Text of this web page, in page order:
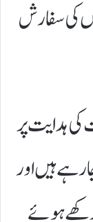
کی سفارش
ہدایت پر
رہے ہیں اور
ہوئے